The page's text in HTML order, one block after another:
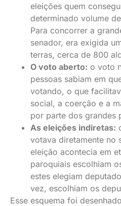
eleições quem
determinado volume
Para concorrer a
senador, era exigida
terras, cerca de 800
O voto aberto: o voto
pessoas sabiam em
votando, o que
social, a coerção e a
por parte dos grandes
As eleições indiretas:
votava diretamente no
eleição acontecia em
paroquiais escolhiam
estes elegiam
vez, escolhiam os
Esse esquema foi